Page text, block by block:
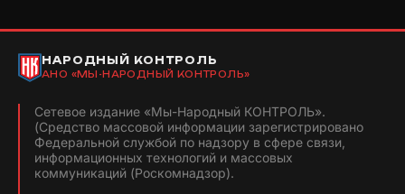
НАРОДНЫЙ КОНТРОЛЬ
АНО «МЫ-НАРОДНЫЙ КОНТРОЛЬ»
Сетевое издание «Мы-Народный КОНТРОЛЬ».
(Средство массовой информации зарегистрировано
Федеральной службой по надзору в сфере связи,
информационных технологий и массовых
коммуникаций (Роскомнадзор).